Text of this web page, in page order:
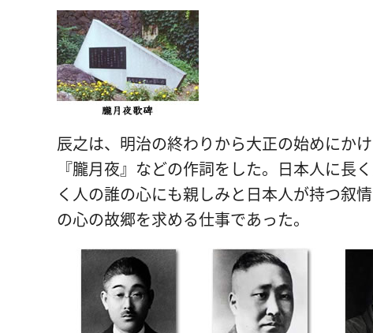
辰之は、明治の終わりから大正の始めにか
『朧月夜』などの作詞をした。日本人に
く人の誰の心にも親しみと日本人が持つ叙
の心の故郷を求める仕事であった。